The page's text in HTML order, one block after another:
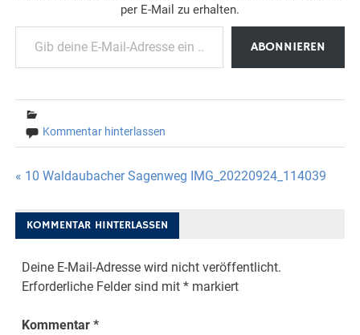
per E-Mail zu erhalten.
Gib deine E-Mail-Adresse ein ...
ABONNIEREN
Kommentar hinterlassen
Beitragsnavigation
« 10 Waldaubacher Sagenweg IMG_20220924_114039
KOMMENTAR HINTERLASSEN
Deine E-Mail-Adresse wird nicht veröffentlicht.
Erforderliche Felder sind mit* markiert
Kommentar*